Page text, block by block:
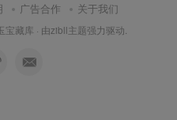
广告合作 关于我们
宝藏库 · 由zibll主题强力驱动.